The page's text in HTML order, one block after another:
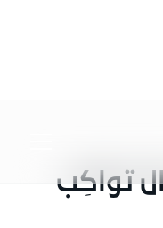
تواكِب